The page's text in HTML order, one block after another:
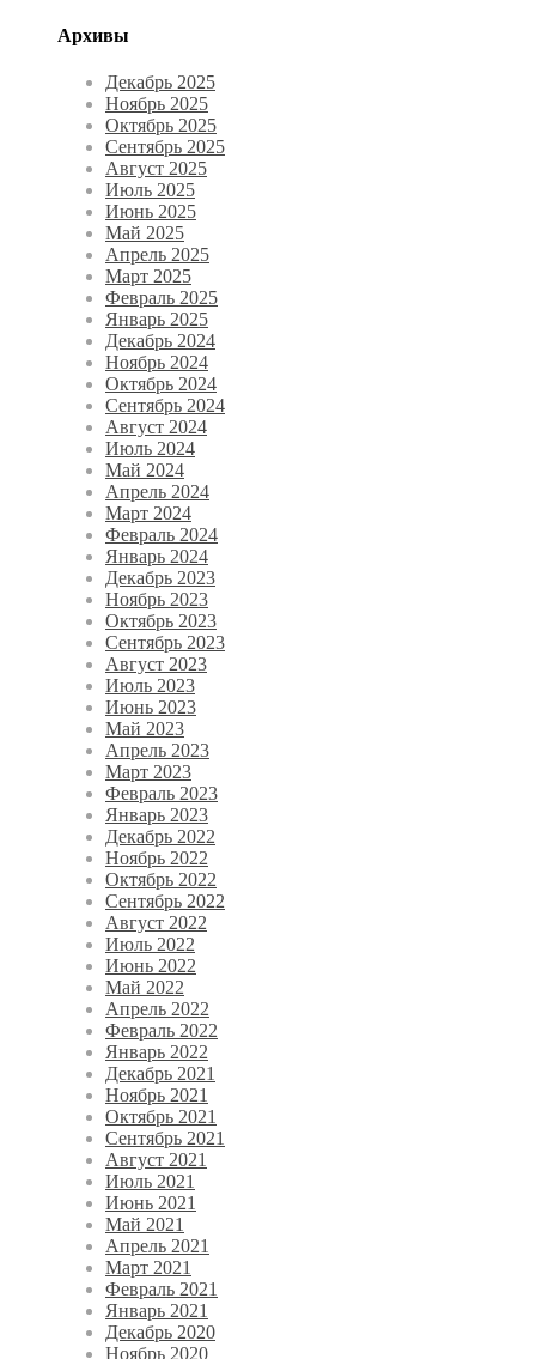
Архивы
Декабрь 2025
Ноябрь 2025
Октябрь 2025
Сентябрь 2025
Август 2025
Июль 2025
Июнь 2025
Май 2025
Апрель 2025
Март 2025
Февраль 2025
Январь 2025
Декабрь 2024
Ноябрь 2024
Октябрь 2024
Сентябрь 2024
Август 2024
Июль 2024
Май 2024
Апрель 2024
Март 2024
Февраль 2024
Январь 2024
Декабрь 2023
Ноябрь 2023
Октябрь 2023
Сентябрь 2023
Август 2023
Июль 2023
Июнь 2023
Май 2023
Апрель 2023
Март 2023
Февраль 2023
Январь 2023
Декабрь 2022
Ноябрь 2022
Октябрь 2022
Сентябрь 2022
Август 2022
Июль 2022
Июнь 2022
Май 2022
Апрель 2022
Февраль 2022
Январь 2022
Декабрь 2021
Ноябрь 2021
Октябрь 2021
Сентябрь 2021
Август 2021
Июль 2021
Июнь 2021
Май 2021
Апрель 2021
Март 2021
Февраль 2021
Январь 2021
Декабрь 2020
Ноябрь 2020